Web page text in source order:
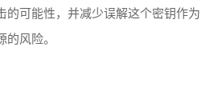
的可能性，并减少误解这个密钥作为
风险。